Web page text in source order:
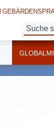
Suche: